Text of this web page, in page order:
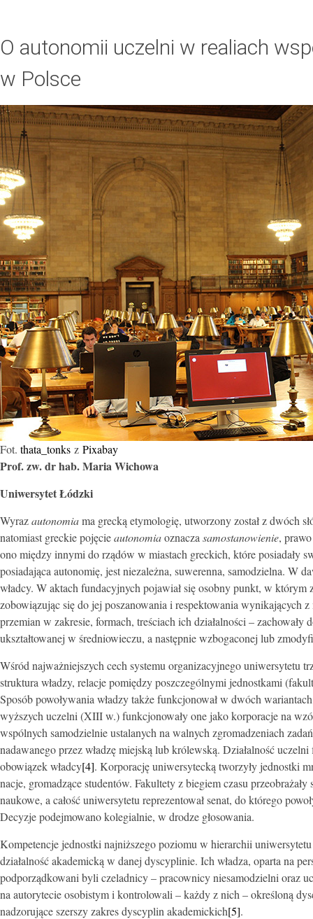
O autonomii uczelni w realiach
w Polsce
Fot. thata_tonks z Pixabay
Prof. zw. dr hab. Maria Wichowa
Uniwersytet Łódzki
Wyrazautonomiama grecką etymologię, utworzony został z dwóch
natomiast greckie pojęcieautonomiaoznacza samostanowienie,
ono między innymi do rządów w miastach greckich, które posiadały
posiadająca autonomię, jest niezależna, suwerenna, samodzielna. W
władcy. W aktach fundacyjnych pojawiał się osobny punkt, w
zobowiązując się do jej poszanowania i respektowania wynikających
przemian w zakresie, formach, treściach ich działalności –
ukształtowanej w średniowieczu, a następnie wzbogaconej lub
Wśród najważniejszych cech systemu organizacyjnego uniwersytetu
struktura władzy, relacje pomiędzy poszczególnymi jednostkami
Sposób powoływania władzy także funkcjonował w dwóch
wyższych uczelni (XIII w.) funkcjonowały one jako korporacje na
wspólnych samodzielnie ustalanych na walnych zgromadzeniach
nadawanego przez władzę miejską lub królewską. Działalność
obowiązek władcy[4]. Korporację uniwersytecką tworzyły jednostki
nacje, gromadzące studentów. Fakultety z biegiem czasu
naukowe, a całość uniwersytetu reprezentował senat, do którego
Decyzje podejmowano kolegialnie, w drodze głosowania.
Kompetencje jednostki najniższego poziomu w hierarchii
działalność akademicką w danej dyscyplinie. Ich władza, oparta na
podporządkowani byli czeladnicy – pracownicy niesamodzielni oraz
na autorytecie osobistym i kontrolowali – każdy z nich – określoną
nadzorujące szerszy zakres dyscyplin akademickich[5].